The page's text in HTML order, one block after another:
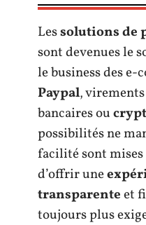
Lessolutions de
sont devenues le
le business des
Paypal,
bancaires ou
possibilités ne
facilité sont mises
d’offrir une
transparenteet
toujours plus